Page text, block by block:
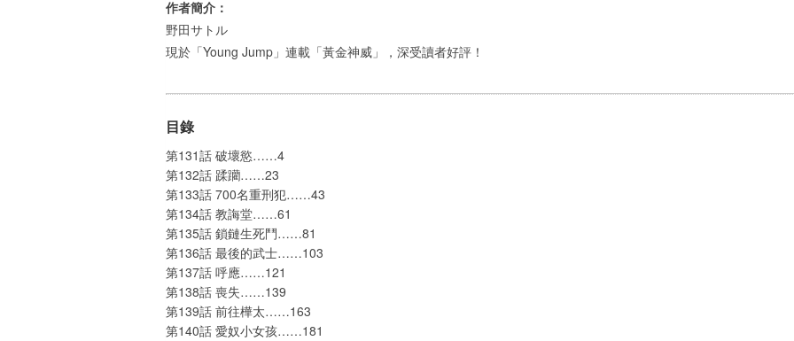
作者簡介：
野田サトル
現於「Young Jump」連載「黃金神威」，深受讀者好評！
目錄
第131話 破壞慾……4
第132話 蹂躪……23
第133話 700名重刑犯……43
第134話 教誨堂……61
第135話 鎖鏈生死鬥……81
第136話 最後的武士……103
第137話 呼應……121
第138話 喪失……139
第139話 前往樺太……163
第140話 愛奴小女孩……181